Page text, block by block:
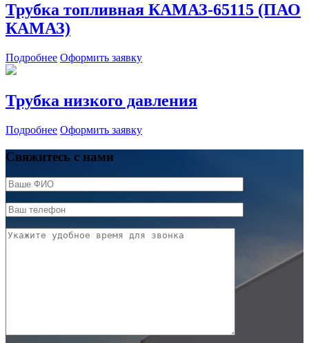
Трубка топливная КАМАЗ-65115 (ПАО
КАМАЗ)
Подробнее Оформить заявку
Трубка низкого давления
Подробнее Оформить заявку
Свяжитесь с нами